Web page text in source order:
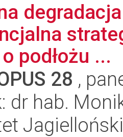
podłożu ...
28 ,
dr hab.
Jagielloński